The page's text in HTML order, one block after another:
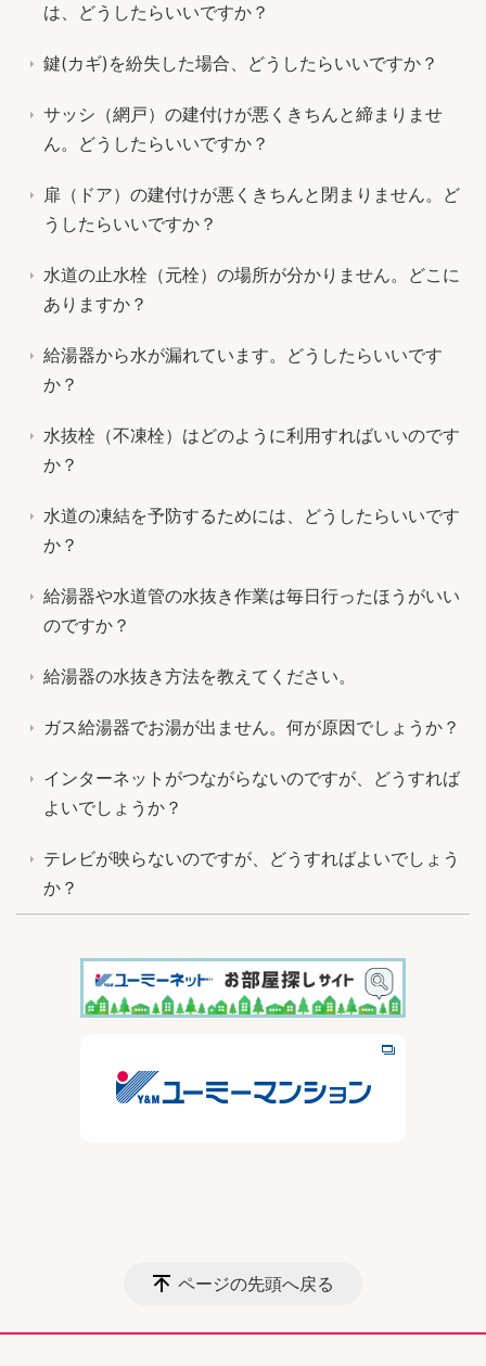
は、どうしたらいいですか？
鍵(カギ)を紛失した場合、どうしたらいいですか？
サッシ（網戸）の建付けが悪くきちんと締まりませ
ん。どうしたらいいですか？
扉（ドア）の建付けが悪くきちんと閉まりません。ど
うしたらいいですか？
水道の止水栓（元栓）の場所が分かりません。どこに
ありますか？
給湯器から水が漏れています。どうしたらいいです
か？
水抜栓（不凍栓）はどのように利用すればいいのです
か？
水道の凍結を予防するためには、どうしたらいいです
か？
給湯器や水道管の水抜き作業は毎日行ったほうがいい
のですか？
給湯器の水抜き方法を教えてください。
ガス給湯器でお湯が出ません。何が原因でしょうか？
インターネットがつながらないのですが、どうすれば
よいでしょうか？
テレビが映らないのですが、どうすればよいでしょう
か？
ページの先頭へ戻る